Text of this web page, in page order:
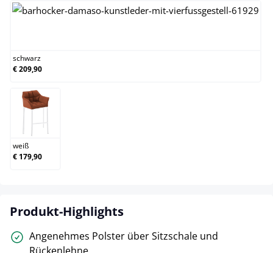
schwarz
€ 209,90
weiß
weiß
€ 179,90
Produkt-Highlights
Angenehmes Polster über Sitzschale und